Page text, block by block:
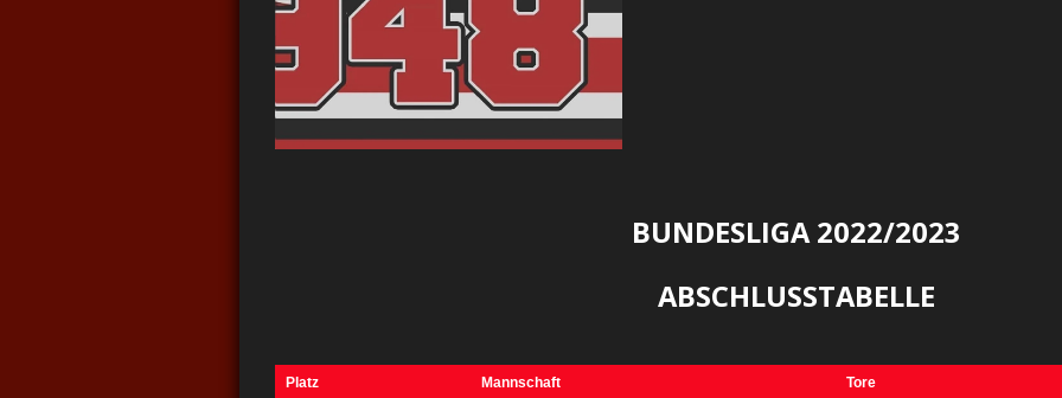
BUNDESLIGA 2022/2023
ABSCHLUSSTABELLE
Platz Mannschaft Tore